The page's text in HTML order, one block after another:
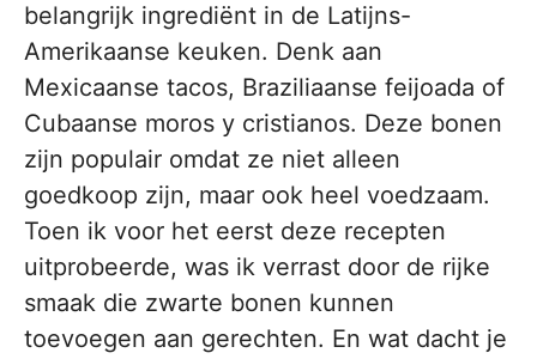
belangrijk ingrediënt in de Latijns-
Amerikaanse keuken. Denk aan
Mexicaanse tacos, Braziliaanse feijoada of
Cubaanse moros y cristianos. Deze bonen
zijn populair omdat ze niet alleen
goedkoop zijn, maar ook heel voedzaam.
Toen ik voor het eerst deze recepten
uitprobeerde, was ik verrast door de rijke
smaak die zwarte bonen kunnen
toevoegen aan gerechten. En wat dacht je